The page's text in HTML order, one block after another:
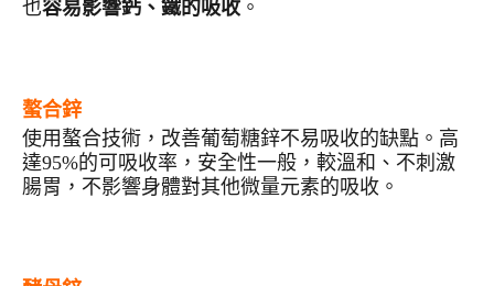
也容易影響鈣、鐵的吸收 。
螯合鋅
使用螯合技術，改善葡萄糖鋅不易吸收的缺點。高
達95%的可吸收率，安全性一般，較溫和、不刺激
腸胃，不影響身體對其他微量元素的吸收。